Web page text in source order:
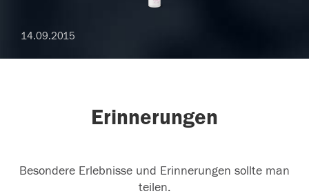
14.09.2015
Erinnerungen
Besondere Erlebnisse und Erinnerungen sollte man
teilen.